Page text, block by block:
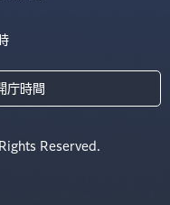
庁時間
Reserved.